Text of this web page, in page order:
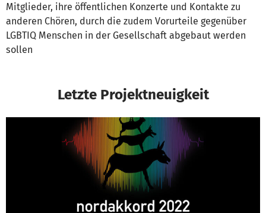
Mitglieder, ihre öffentlichen Konzerte und Kontakte zu
anderen Chören, durch die zudem Vorurteile gegenüber
LGBTIQ Menschen in der Gesellschaft abgebaut werden
sollen
Letzte Projektneuigkeit